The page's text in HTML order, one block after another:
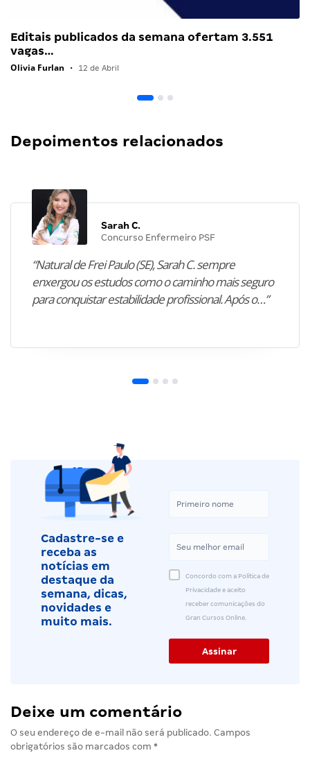
Editais publicados da semana ofertam 3.551
vagas…
Olivia Furlan • 12 de Abril
Depoimentos relacionados
Sarah C.
Concurso Enfermeiro PSF
“Natural de Frei Paulo (SE), Sarah C. sempre
enxergou os estudos como o caminho mais seguro
para conquistar estabilidade profissional. Após o…”
Cadastre-se e
receba as
notícias em
destaque da
semana, dicas,
novidades e
muito mais.
Concordo com a Política de
Privacidade e aceito
receber comunicações do
Gran Cursos Online.
Deixe um comentário
O seu endereço de e-mail não será publicado. Campos
obrigatórios são marcados com *